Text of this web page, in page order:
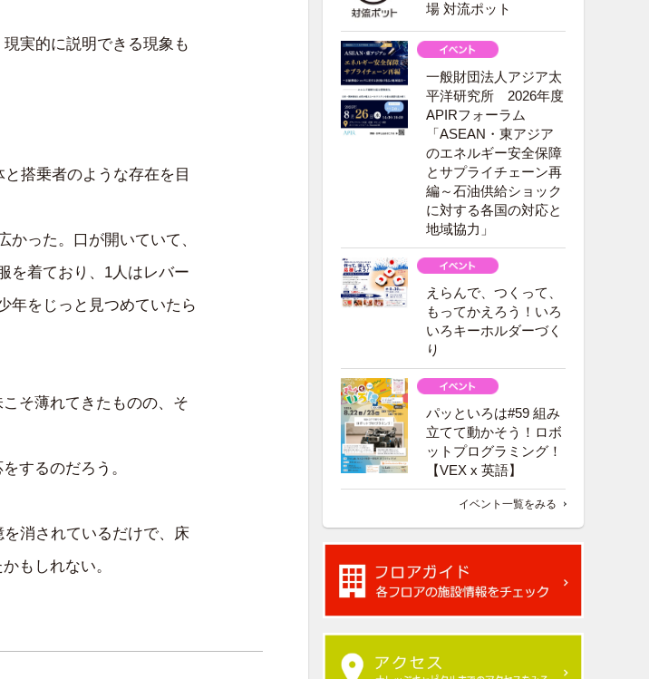
実的に説明できる現象も
搭乗者のような存在を目
った。口が開いていて、
を着ており、1人はレバー
年をじっと見つめていたら
そ薄れてきたものの、そ
するのだろう。
消されているだけで、床
もしれない。
場 対流ポット
一般財団法人アジア太
平洋研究所 2026年度
APIRフォーラム
「ASEAN・東アジア
のエネルギー安全保障
とサプライチェーン再
編～石油供給ショック
に対する各国の対応と
地域協力」
えらんで、つくって、
もってかえろう！いろ
いろキーホルダーづく
り
パッといろは#59 組み
立てて動かそう！ロボ
ットプログラミング！
【VEX x 英語】
イベント一覧をみる